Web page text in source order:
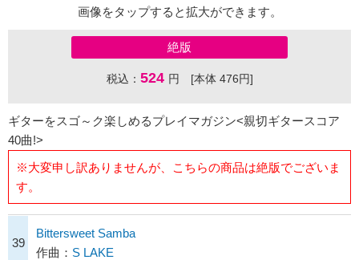
画像をタップすると拡大ができます。
絶版
税込： 524 円 [本体 476円]
ギターをスゴ～ク楽しめるプレイマガジン<親切ギタースコア
40曲!>
※大変申し訳ありませんが、こちらの商品は絶版でございま
す。
39
Bittersweet Samba
作曲： S LAKE